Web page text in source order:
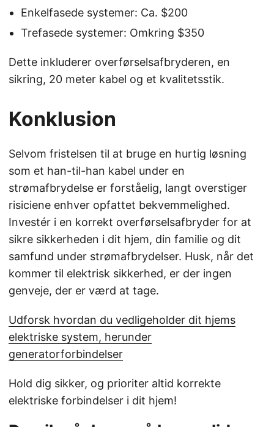
Enkelfasede systemer: Ca. $200
Trefasede systemer: Omkring $350
Dette inkluderer overførselsafbryderen, en
sikring, 20 meter kabel og et kvalitetsstik.
Konklusion
Selvom fristelsen til at bruge en hurtig løsning
som et han-til-han kabel under en
strømafbrydelse er forståelig, langt overstiger
risiciene enhver opfattet bekvemmelighed.
Investér i en korrekt overførselsafbryder for at
sikre sikkerheden i dit hjem, din familie og dit
samfund under strømafbrydelser. Husk, når det
kommer til elektrisk sikkerhed, er der ingen
genveje, der er værd at tage.
Udforsk hvordan du vedligeholder dit hjems
elektriske system, herunder
generatorforbindelser
Hold dig sikker, og prioriter altid korrekte
elektriske forbindelser i dit hjem!